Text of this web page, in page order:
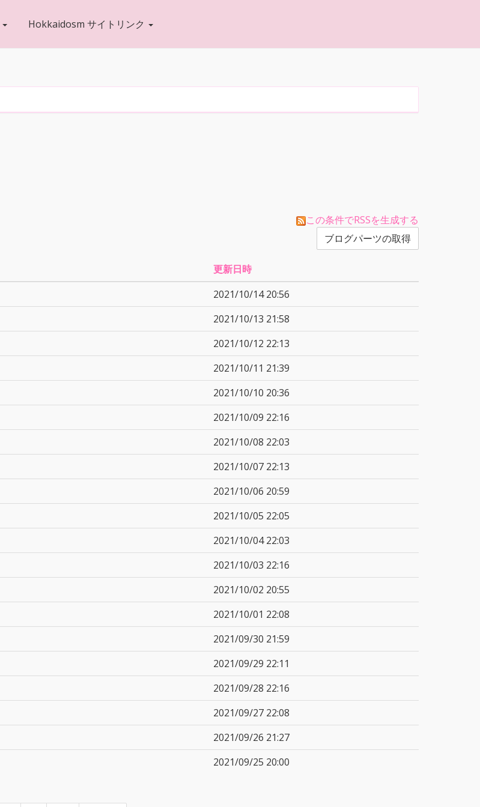
Hokkaidosm サイトリンク
この条件でRSSを生成する
ブログパーツの取得
更新日時
2021/10/14 20:56
2021/10/13 21:58
2021/10/12 22:13
2021/10/11 21:39
2021/10/10 20:36
2021/10/09 22:16
2021/10/08 22:03
2021/10/07 22:13
2021/10/06 20:59
2021/10/05 22:05
2021/10/04 22:03
2021/10/03 22:16
2021/10/02 20:55
2021/10/01 22:08
2021/09/30 21:59
2021/09/29 22:11
2021/09/28 22:16
2021/09/27 22:08
2021/09/26 21:27
2021/09/25 20:00